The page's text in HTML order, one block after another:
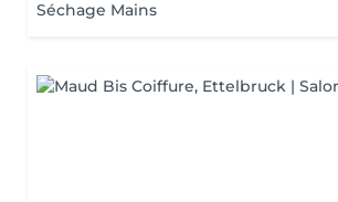
Séchage Mains